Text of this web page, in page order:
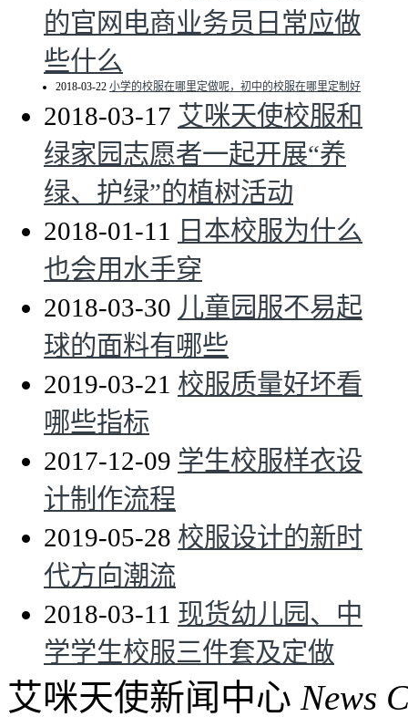
的官网电商业务员日常应做
些什么
2018-03-22 小学的校服在哪里定做呢，初中的校服在哪里定制好
2018-03-17 艾咪天使校服和
绿家园志愿者一起开展“养
绿、护绿”的植树活动
2018-01-11
日本校服为什么
也会用水手穿
2018-03-30 儿童园服不易起
球的面料有哪些
2019-03-21 校服质量好坏看
哪些指标
2017-12-09 学生校服样衣设
计制作流程
2019-05-28 校服设计的新时
代方向潮流
2018-03-11 现货幼儿园、中
学学生校服三件套及定做
艾咪天使新闻中心 News